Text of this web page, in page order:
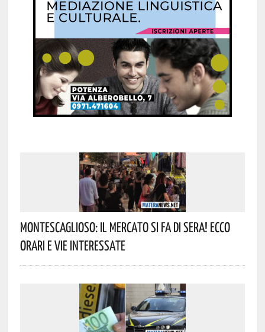
Montescaglioso: Il Mercato Si Fa Di Sera! Ecco
Orari E Vie Interessate